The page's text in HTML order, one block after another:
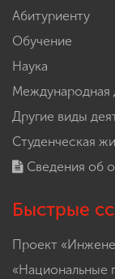
Абитуриенту
Обучение
Наука
Международная
Другие виды
Студенческая
Сведения об
Быстрые
Проект
«Национальные